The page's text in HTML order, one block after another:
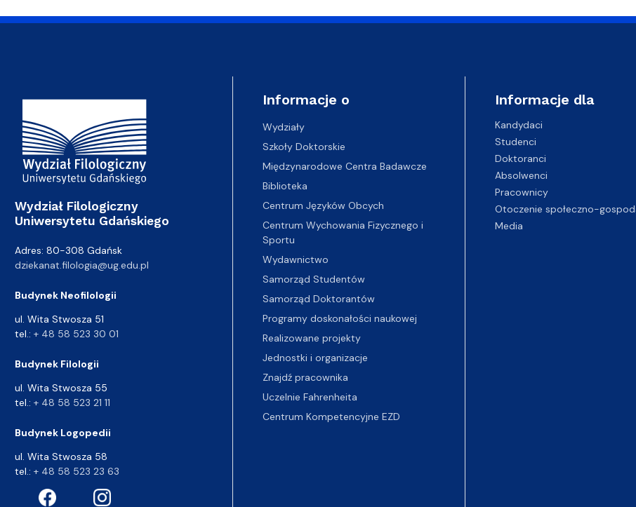
Adres Wydziału
Wydział Filologiczny
Uniwersytetu Gdańskiego
Adres: 80-308 Gdańsk
dziekanat.filologia@ug.edu.pl
Budynek Neofilologii
ul. Wita Stwosza 51
tel.: + 48 58 523 30 01
Budynek Filologii
ul. Wita Stwosza 55
tel.: + 48 58 523 21 11
Budynek Logopedii
ul. Wita Stwosza 58
tel.: + 48 58 523 23 63
Informacje o
Wydziały
Szkoły Doktorskie
Międzynarodowe Centra Badawcze
Biblioteka
Centrum Języków Obcych
Centrum Wychowania Fizycznego i
Sportu
Wydawnictwo
Samorząd Studentów
Samorząd Doktorantów
Programy doskonałości naukowej
Realizowane projekty
Jednostki i organizacje
Znajdź pracownika
Uczelnie Fahrenheita
Centrum Kompetencyjne EZD
Informacje dla
Kandydaci
Studenci
Doktoranci
Absolwenci
Pracownicy
Otoczenie społeczno-
Media